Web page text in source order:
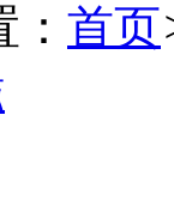
首页